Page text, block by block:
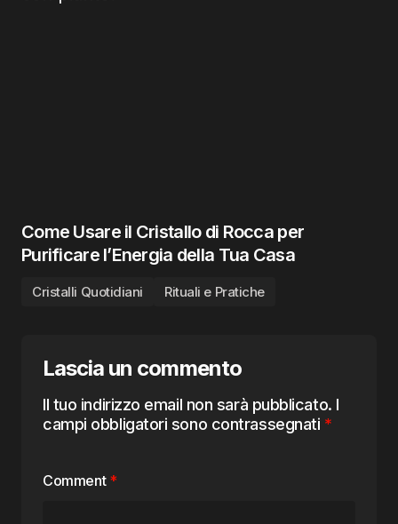
Come Usare il Cristallo di Rocca per
Purificare l’Energia della Tua Casa
Cristalli Quotidiani Rituali e Pratiche
Lascia un commento
Il tuo indirizzo email non sarà pubblicato. I
campi obbligatori sono contrassegnati *
Comment *